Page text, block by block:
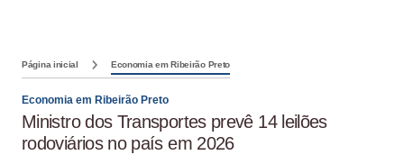
Página inicial Economia em Ribeirão Preto
Economia em Ribeirão Preto
Ministro dos Transportes prevê 14 leilões
rodoviários no país em 2026